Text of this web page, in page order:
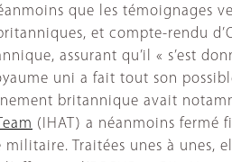
que les témoignages
et compte-rendu
assurant qu’il « s’est
uni a fait tout son
britannique avait
(IHAT) a néanmoins fermé
Traitées unes à unes,